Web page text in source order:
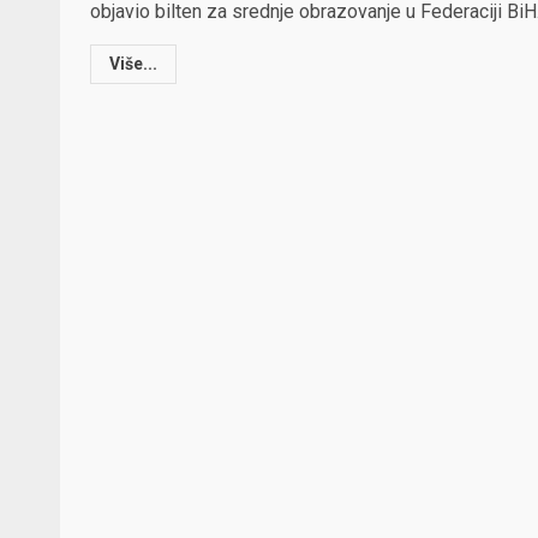
objavio bilten za srednje obrazovanje u Federaciji
Više...